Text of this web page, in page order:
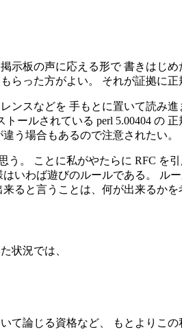
示板の声に応える形で 書きはじ
った方がよい。 それが証拠に
ンスなどを 手もとに置いて読み
ールされている perl 5.00404 の
う場合もあるので注意されたい。
。 ことに私がやたらに RFC を
いわば遊びのルールである。 ル
ると言うことは、何が出来るか
状況では、
て論じる資格など、 もとよりこの